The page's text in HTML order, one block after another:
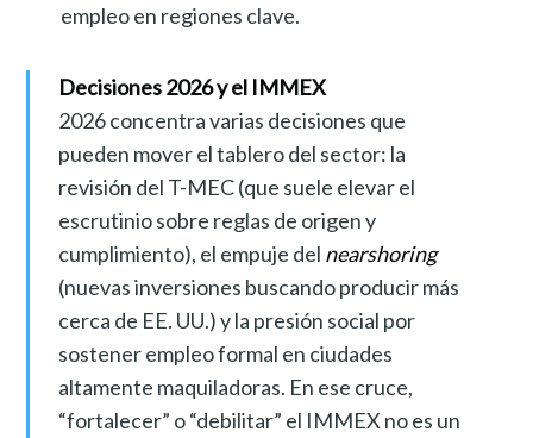
empleo en regiones clave.
Decisiones 2026 y el IMMEX
2026 concentra varias decisiones que
pueden mover el tablero del sector: la
revisión del T-MEC (que suele elevar el
escrutinio sobre reglas de origen y
cumplimiento), el empuje del nearshoring
(nuevas inversiones buscando producir más
cerca de EE. UU.) y la presión social por
sostener empleo formal en ciudades
altamente maquiladoras. En ese cruce,
“fortalecer” o “debilitar” el IMMEX no es un